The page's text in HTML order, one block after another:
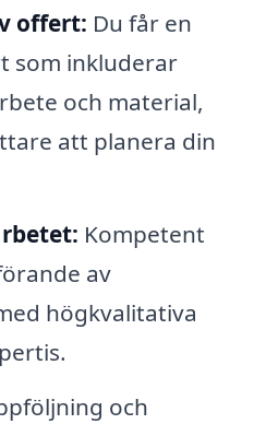
offert: Du får en
som inkluderar
och material,
att planera din
Kompetent
av
högkvalitativa
och